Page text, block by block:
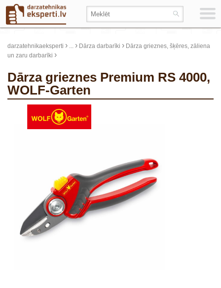
darzatehnikaeksperti › ... › Dārza darbarīki › Dārza grieznes, šķēres, zāliena
un zaru darbarīki ›
Dārza grieznes Premium RS 4000,
WOLF-Garten